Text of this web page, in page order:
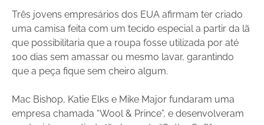
Três jovens empresários dos EUA afirmam ter criado
uma camisa feita com um tecido especial a partir da lã
que possibilitaria que a roupa fosse utilizada por até
100 dias sem amassar ou mesmo lavar, garantindo
que a peça fique sem cheiro algum.
Mac Bishop, Katie Elks e Mike Major fundaram uma
empresa chamada “Wool & Prince”, e desenvolveram